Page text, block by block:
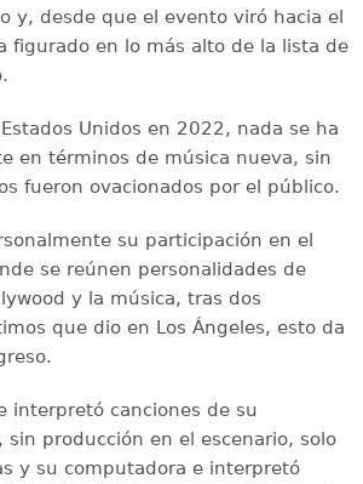
y, desde que el evento viró hacia el
figurado en lo más alto de la lista de
Unidos en 2022, nada se ha
en términos de música nueva, sin
fueron ovacionados por el público.
su participación en el
se reúnen personalidades de
y la música, tras dos
que dio en Los Ángeles, esto da
interpretó canciones de su
producción en el escenario, solo
y su computadora e interpretó